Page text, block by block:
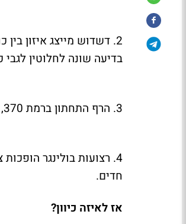
2. דשדוש מייצג איזון
בדיעה שונה לחלוטין לגבי
3. הרף התחתון ברמת 1,370. העליון ברמת 1,490.
4. רצועות בולינגר
חדים.
אז לאיזה כיוון?